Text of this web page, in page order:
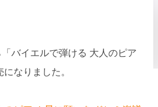
バイエルで弾ける 大人のピア
なりました。